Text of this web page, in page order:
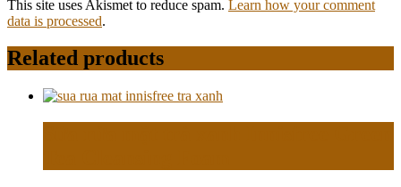
This site uses Akismet to reduce spam. Learn how your comment
data is processed.
Related products